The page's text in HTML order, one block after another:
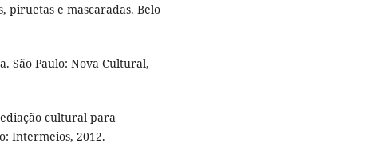
piruetas e mascaradas. Belo
São Paulo: Nova Cultural,
cultural para
Intermeios, 2012.